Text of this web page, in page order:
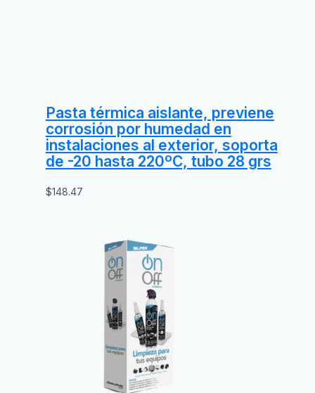
Pasta térmica aislante, previene
corrosión por humedad en
instalaciones al exterior, soporta
de -20 hasta 220ºC, tubo 28 grs
$148.47